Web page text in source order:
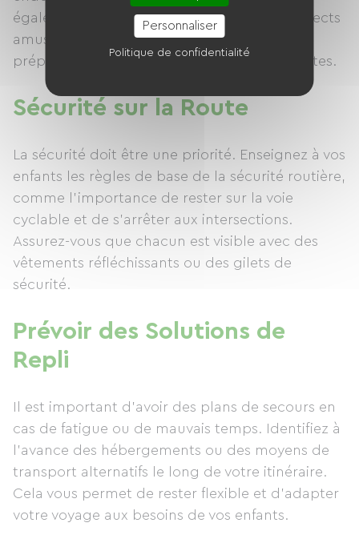
également du voyage, en soulignant les aspects
amusants et en les impliquant dans la
préparation pour les rendre plus enthousiastes.
Sécurité sur la Route
La sécurité doit être une priorité. Enseignez à vos
enfants les règles de base de la sécurité routière,
comme l’importance de rester sur la voie
cyclable et de s’arrêter aux intersections.
Assurez-vous que chacun est visible avec des
vêtements réfléchissants ou des gilets de
sécurité.
Prévoir des Solutions de
Repli
Il est important d’avoir des plans de secours en
cas de fatigue ou de mauvais temps. Identifiez à
l'avance des hébergements ou des moyens de
transport alternatifs le long de votre itinéraire.
Cela vous permet de rester flexible et d’adapter
votre voyage aux besoins de vos enfants.
Personnaliser
Politique de confidentialité